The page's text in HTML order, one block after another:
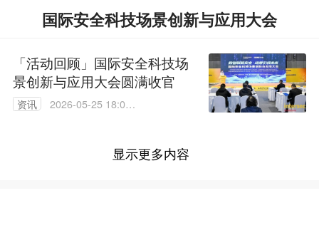
国际安全科技场景创新与应用大会
「活动回顾」国际安全科技场
景创新与应用大会圆满收官
资讯
2026-05-25 18:02:
显示更多内容